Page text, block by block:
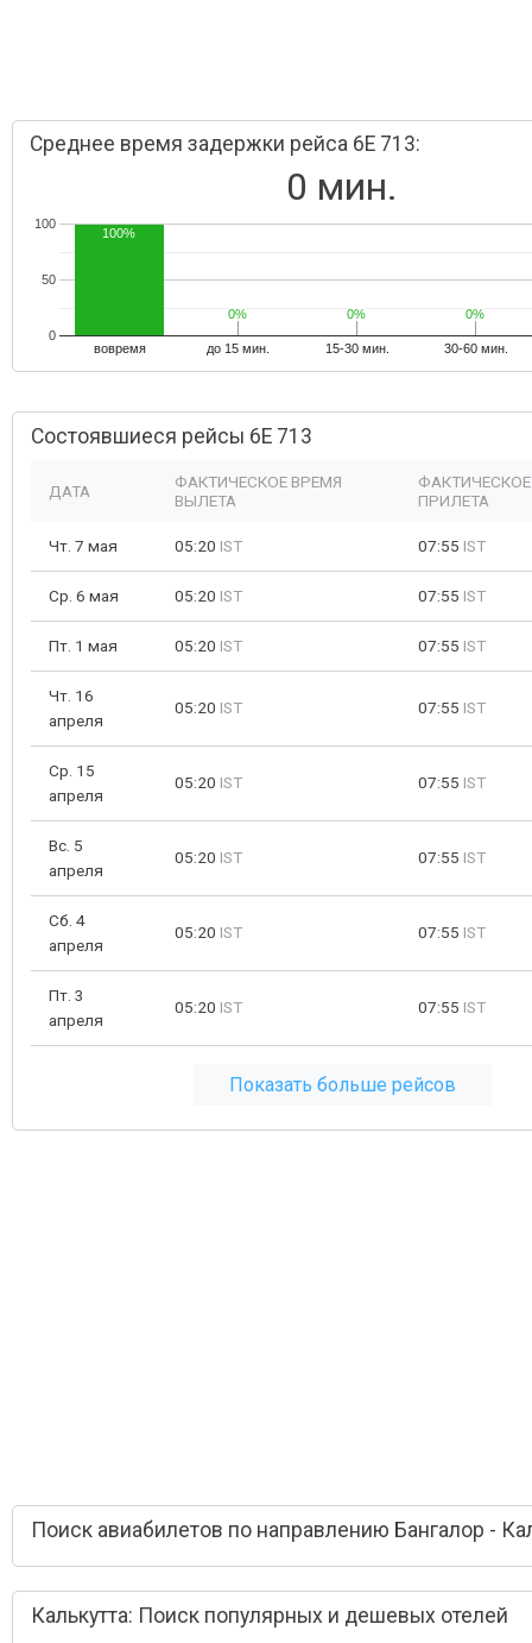
Среднее время задержки рейса 6E 713:
0 мин.
вовремя до 15 мин. 15-30 мин. 30-60 мин.
0
50
100
100%
0%
0% 0%
0% 0%
0%
Состоявшиеся рейсы 6E 713
ДАТА
ФАКТИЧЕСКОЕ ВРЕМЯ
ВЫЛЕТА
ПРИЛЕТА
Чт. 7 мая 05:20 IST 07:55 IST
Ср. 6 мая 05:20 IST 07:55 IST
Пт. 1 мая 05:20 IST 07:55 IST
Чт. 16
апреля
05:20 IST 07:55 IST
Ср. 15
апреля
05:20 IST 07:55 IST
Вс. 5
апреля
05:20 IST 07:55 IST
Сб. 4
апреля
05:20 IST 07:55 IST
Пт. 3
апреля
05:20 IST 07:55 IST
Показать больше рейсов
Поиск авиабилетов по направлению Бангалор -
Калькутта: Поиск популярных и дешевых отелей